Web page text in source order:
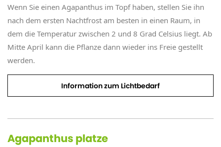
Wenn Sie einen Agapanthus im Topf haben, stellen Sie ihn
nach dem ersten Nachtfrost am besten in einen Raum, in
dem die Temperatur zwischen 2 und 8 Grad Celsius liegt. Ab
Mitte April kann die Pflanze dann wieder ins Freie gestellt
werden.
Information zum Lichtbedarf
Agapanthus platze